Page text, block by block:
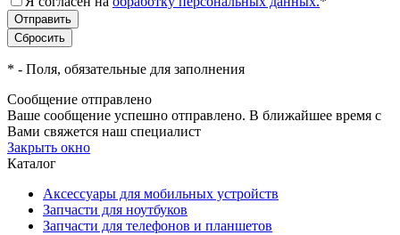
* - Поля, обязательные для заполнения
Сообщение отправлено
Ваше сообщение успешно отправлено. В ближайшее время с
Вами свяжется наш специалист
Закрыть окно
Каталог
Аксессуары для мобильных устройств
Запчасти для ноутбуков
Запчасти для телефонов и планшетов